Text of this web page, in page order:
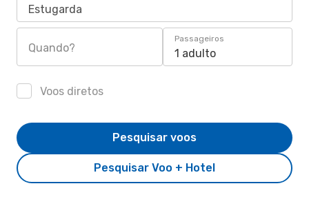
Estugarda
Quando?
Passageiros
1 adulto
Voos diretos
Pesquisar Voo + Hotel
Pesquisar voos